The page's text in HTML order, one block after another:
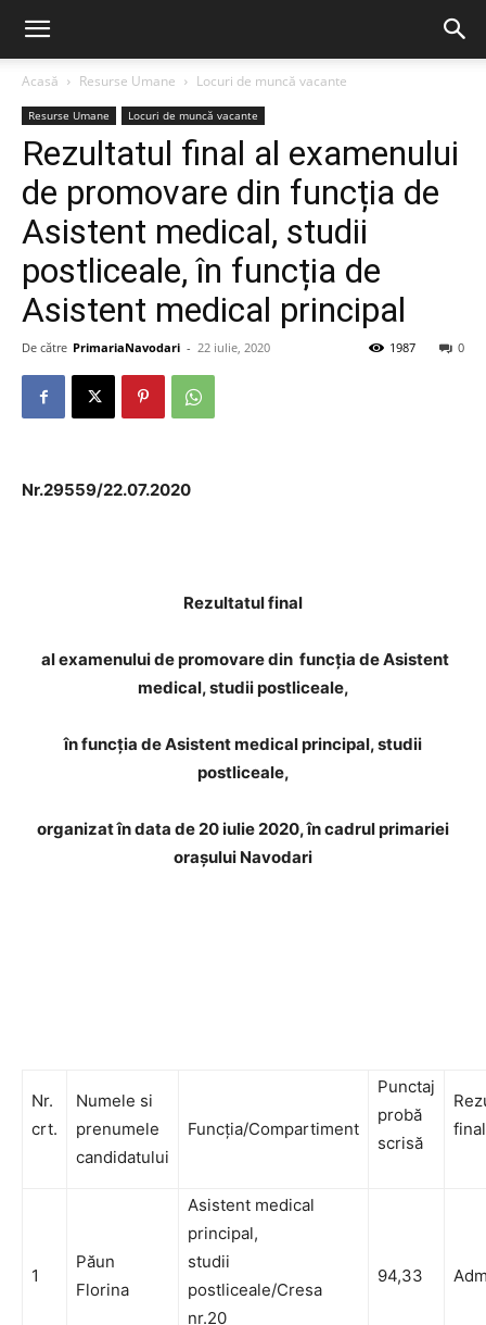
Acasă Resurse Umane Locuri de muncă vacante
Resurse Umane Locuri de muncă vacante
Rezultatul final al examenului
de promovare din funcția de
Asistent medical, studii
postliceale, în funcția de
Asistent medical principal
De către PrimariaNavodari - 22 iulie, 2020 0
1987
Nr.29559/22.07.2020
Rezultatul final
al examenului de promovare din funcția de Asistent
medical, studii postliceale,
în funcția de Asistent medical principal, studii
postliceale,
organizat în data de 20 iulie 2020, în cadrul primariei
orașului Navodari
Nr.
crt.
Numele si
prenumele
candidatului
Funcția/Compartiment
Punctaj
probă
scrisă
final
1
Păun
Florina
Asistent medical
principal,
studii
postliceale/Cresa
nr.20
94,33